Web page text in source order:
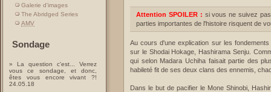
Galerie d'images
The Abridged Series
AMV
Sondage
» La question c'est... Verrez
vous ce sondage, et donc,
êtes vous encore vivant ?!
24.05.18
Attention SPOILER : si vous ne suivez
parties importantes de l'histoire risquent de
Au cours d'une explication sur les
sur le Shodai Hokage, Hashirama Senju.
qui selon Madara Uchiha faisait partie des
habileté fit de ses deux clans des ennemis,
Dans le but de pacifier le Mone Shinobi,